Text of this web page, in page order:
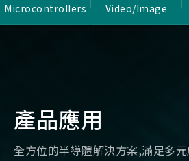
Microcontrollers Video/Image
產品應用
全方位的半導體解決方案,滿足多